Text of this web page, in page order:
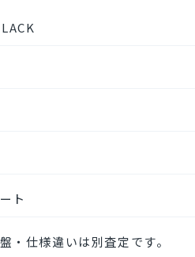
ト
・仕様違いは別査定です。